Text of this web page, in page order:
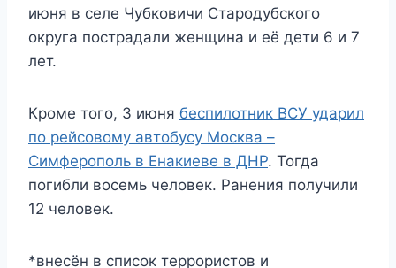
июня в селе Чубковичи Стародубского
округа пострадали женщина и её дети 6 и 7
лет.
Кроме того, 3 июня беспилотник ВСУ ударил
по рейсовому автобусу Москва –
Симферополь в Енакиеве в ДНР. Тогда
погибли восемь человек. Ранения получили
12 человек.
*внесён в список террористов и